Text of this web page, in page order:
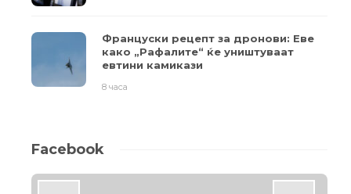
Француски рецепт за дронови: Еве
како „Рафалите“ ќе уништуваат
евтини камикази
8 часа
Facebook